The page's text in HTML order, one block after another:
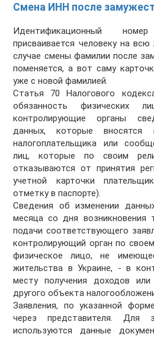
Смена ИНН после
Идентификационный номер
присваивается человеку на
случае смены фамилии после
поменяется, а вот саму
уже с новой фамилией.
Статья 70 Налогового
обязанность физических
контролирующие органы
данных, которые вносятся
налогоплательщика или
лиц, которые по своим
отказываются от принятия
учетной карточки
отметку в паспорте).
Сведения об изменении
месяца со дня возникновения
подачи соответствующего
контролирующий орган по
физическое лицо, не
жительства в Украине, - в
месту получения доходов
другого объекта
Заявления, по указанной
через представителя. Для
используются данные